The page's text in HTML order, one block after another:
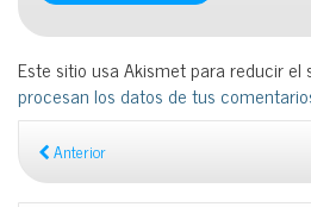
Este sitio usa Akismet para reducir el
procesan los datos de tus
Anterior